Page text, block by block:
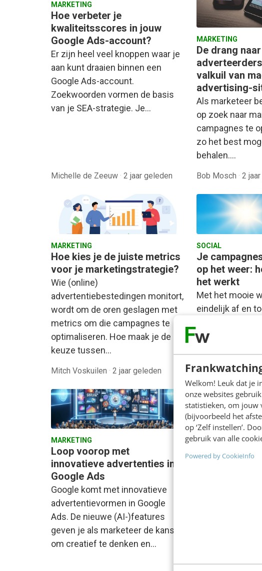
Welkom! Leuk dat je
onze websites
statistieken, om jouw
(bijvoorbeeld het
op ‘Zelf instellen’.
gebruik van alle
Powered by CookieInfo
MARKETING
Hoe verbeter je
kwaliteitsscores in jouw
Google Ads-account?
Er zijn heel veel knoppen waar je
aan kunt draaien binnen een
Google Ads-account.
Zoekwoorden vormen de basis
van je SEA-strategie. Je…
Michelle de Zeeuw · 2 jaar geleden
MARKETING
De drang
valkuil van
advertising-
Als marketeer
op zoek naar
campagnes te
zo het best
behalen.…
Bob Mosch · 2
MARKETING
Hoe kies je de juiste metrics
voor je marketingstrategie?
Wie (online)
advertentiebestedingen monitort,
wordt om de oren geslagen met
metrics om die campagnes te
optimaliseren. Hoe maak je de
keuze tussen…
Mitch Voskuilen · 2 jaar geleden
SOCIAL
Je
op het weer:
het werkt
Met het mooie
eindelijk af en
overwegen.
Persia Shaabani·
MARKETING
Loop voorop met
innovatieve advertenties in
Google Ads
Google komt met innovatieve
advertentievormen in Google
Ads. De nieuwe (AI-)features
geven je als marketeer de kans
om creatief te denken en…
MARKETING
Haal meer uit
combineer